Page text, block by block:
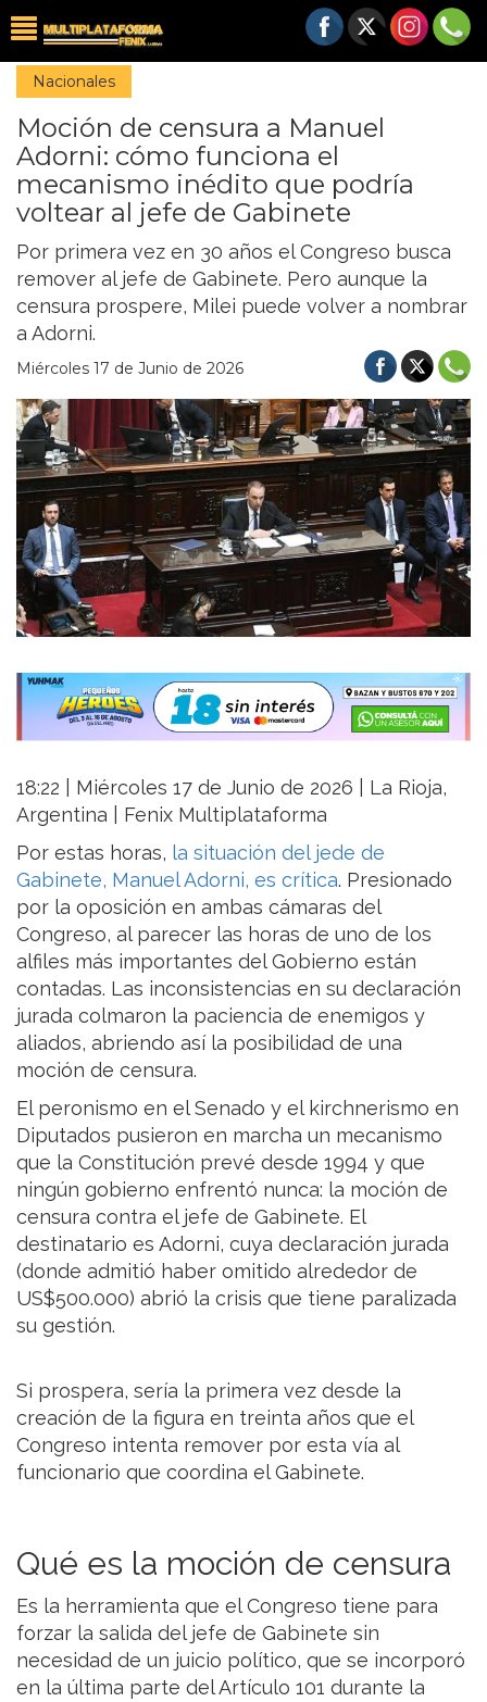
Nacionales
Moción de censura a Manuel
Adorni: cómo funciona el
mecanismo inédito que podría
voltear al jefe de Gabinete
Por primera vez en 30 años el Congreso busca
remover al jefe de Gabinete. Pero aunque la
censura prospere, Milei puede volver a nombrar
a Adorni.
Miércoles 17 de Junio de 2026
18:22 | Miércoles 17 de Junio de 2026 | La Rioja,
Argentina | Fenix Multiplataforma
Por estas horas, la situación del jede de
Gabinete, Manuel Adorni, es crítica. Presionado
por la oposición en ambas cámaras del
Congreso, al parecer las horas de uno de los
alfiles más importantes del Gobierno están
contadas. Las inconsistencias en su declaración
jurada colmaron la paciencia de enemigos y
aliados, abriendo así la posibilidad de una
moción de censura.
El peronismo en el Senado y el kirchnerismo en
Diputados pusieron en marcha un mecanismo
que la Constitución prevé desde 1994 y que
ningún gobierno enfrentó nunca: la moción de
censura contra el jefe de Gabinete. El
destinatario es Adorni, cuya declaración jurada
(donde admitió haber omitido alrededor de
US$500.000) abrió la crisis que tiene paralizada
su gestión.
Si prospera, sería la primera vez desde la
creación de la figura en treinta años que el
Congreso intenta remover por esta vía al
funcionario que coordina el Gabinete.
Qué es la moción de censura
Es la herramienta que el Congreso tiene para
forzar la salida del jefe de Gabinete sin
necesidad de un juicio político, que se incorporó
en la última parte del Artículo 101 durante la